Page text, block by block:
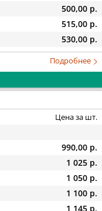
500,00 р.
515,00 р.
530,00 р.
Подробнее
Цена за шт.
990,00 р.
1 025 р.
1 050 р.
1 100 р.
1 145 р.